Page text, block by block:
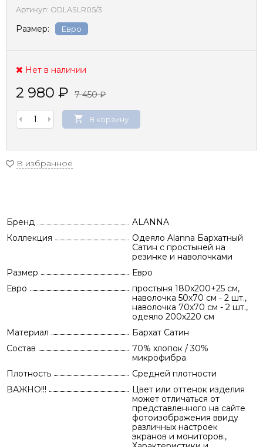
Артикул: ODLASLR05/3
Размер: Евро
Нет в наличии
2 980 ₽ 7 450₽
В корзину
В избранное
Бренд
ALANNA
Коллекция
Одеяло Alanna Бархатный
Сатин с простыней на
резинке и наволочками
Размер
Евро
Евро
простыня 180х200+25 см,
наволочка 50х70 см - 2 шт.,
наволочка 70х70 см - 2 шт.,
одеяло 200х220 см
Материал
Бархат Сатин
Состав
70% хлопок / 30%
микрофибра
Плотность
Средней плотности
ВАЖНО!!!
Цвет или оттенок изделия
может отличаться от
представленного на сайте
фотоизображения ввиду
различных настроек
экранов и мониторов.,